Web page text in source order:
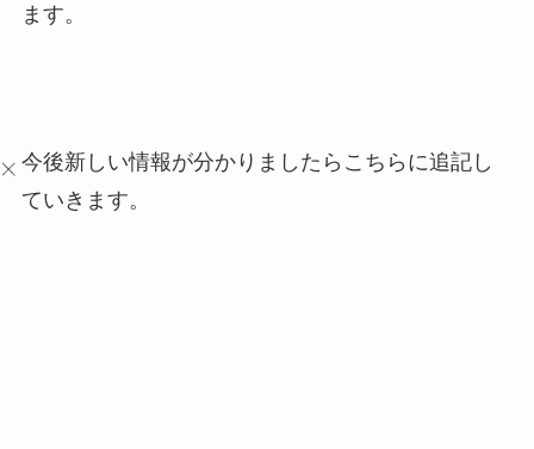
ます。
今後新しい情報が分かりましたらこちらに追記し
ていきます。